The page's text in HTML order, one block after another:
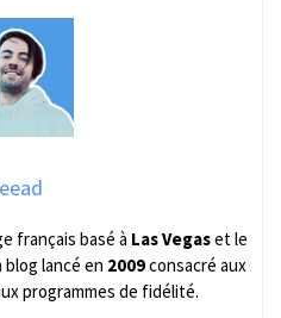
français basé à Las Vegaset le
blog lancé en 2009consacré aux
programmes de fidélité.